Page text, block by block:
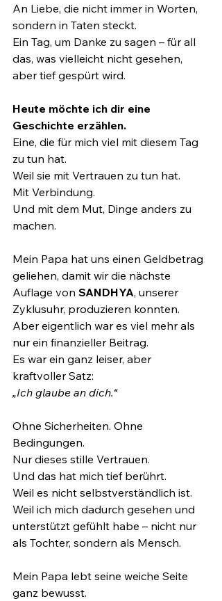
An Liebe, die nicht immer in Worten,
sondern in Taten steckt.
Ein Tag, um Danke zu sagen – für all
das, was vielleicht nicht gesehen,
aber tief gespürt wird.
Heute möchte ich dir eine
Geschichte erzählen.
Eine, die für mich viel mit diesem Tag
zu tun hat.
Weil sie mit Vertrauen zu tun hat.
Mit Verbindung.
Und mit dem Mut, Dinge anders zu
machen.
Mein Papa hat uns einen Geldbetrag
geliehen, damit wir die nächste
Auflage von SANDHYA, unserer
Zyklusuhr, produzieren konnten.
Aber eigentlich war es viel mehr als
nur ein finanzieller Beitrag.
Es war ein ganz leiser, aber
kraftvoller Satz:
„Ich glaube an dich.“
Ohne Sicherheiten. Ohne
Bedingungen.
Nur dieses stille Vertrauen.
Und das hat mich tief berührt.
Weil es nicht selbstverständlich ist.
Weil ich mich dadurch gesehen und
unterstützt gefühlt habe – nicht nur
als Tochter, sondern als Mensch.
Mein Papa lebt seine weiche Seite
ganz bewusst.